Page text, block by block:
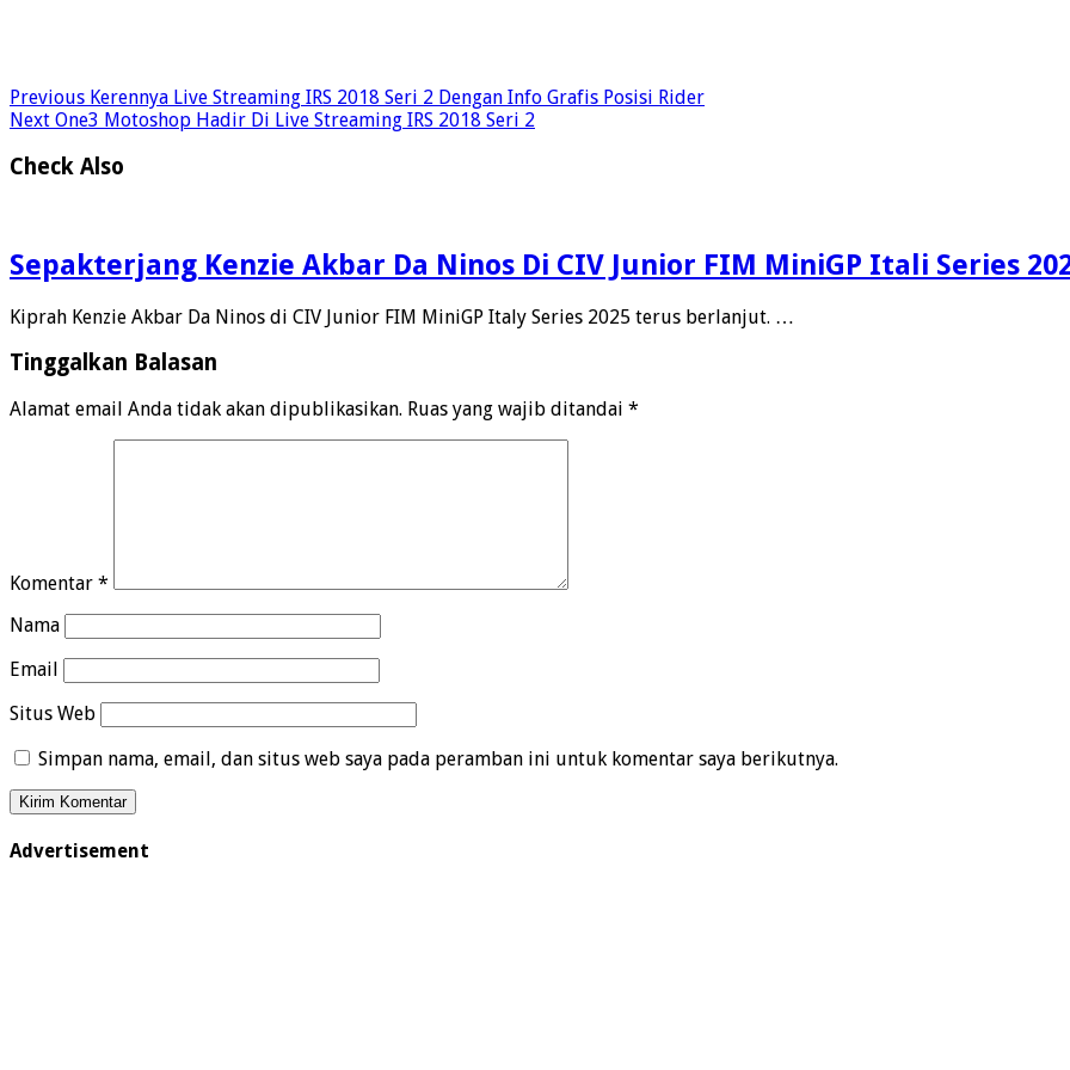
Previous Kerennya Live Streaming IRS 2018 Seri 2 Dengan Info Grafis Posisi Rider
Next One3 Motoshop Hadir Di Live Streaming IRS 2018 Seri 2
Check Also
Sepakterjang Kenzie Akbar Da Ninos Di CIV Junior FIM MiniGP Itali Series
Kiprah Kenzie Akbar Da Ninos di CIV Junior FIM MiniGP Italy Series 2025 terus berlanjut. …
Tinggalkan Balasan
Alamat email Anda tidak akan dipublikasikan. Ruas yang wajib ditandai *
Komentar *
Nama
Email
Situs Web
Simpan nama, email, dan situs web saya pada peramban ini untuk komentar saya berikutnya.
Advertisement